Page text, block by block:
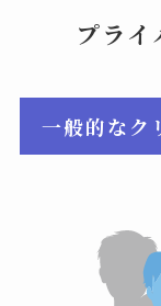
プラ
一般的なク